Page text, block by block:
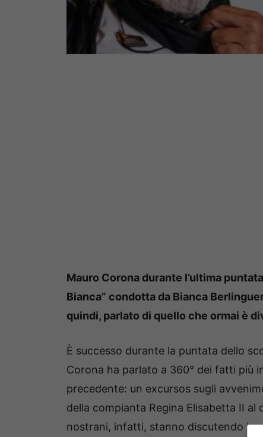
Mauro Corona durante l’ultima
Bianca” condotta da Bianca
quindi, parlato di quello che ormai è
È successo durante la puntata dello
Corona ha parlato a 360° dei fatti più
precedente: un excursos sugli
della compianta Regina Elisabetta II
nostrani, infatti, stanno discutendo in